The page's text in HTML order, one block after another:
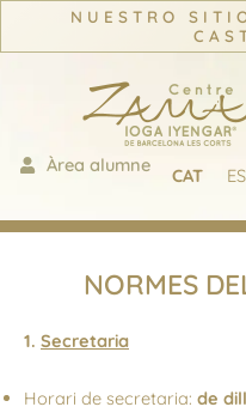
NUESTRO
Àrea alumne CAT ES
NORMES
1. Secretaria
Horari de secretaria: de